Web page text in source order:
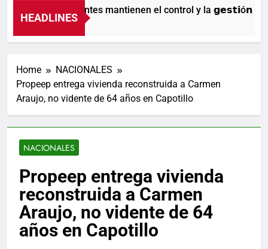
HEADLINES
Nuestros agentes mantienen el control y la 𝗴𝗲𝘀𝘁𝗶ó𝗻
1 Día Ago
Home
NACIONALES
Propeep entrega vivienda reconstruida a Carmen
Araujo, no vidente de 64 años en Capotillo
NACIONALES
Propeep entrega vivienda
reconstruida a Carmen
Araujo, no vidente de 64
años en Capotillo